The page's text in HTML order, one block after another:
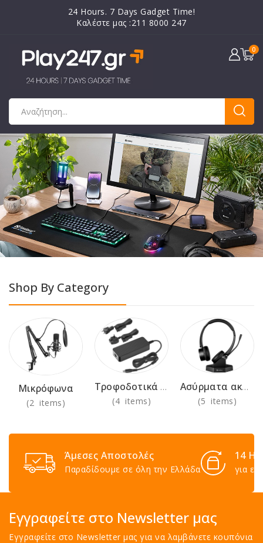
24 Hours. 7 Days Gadget Time!
Καλέστε μας :211 8000 247
0
Shop By Category
Μικρόφωνα
(2 items)
Τροφοδοτικά 230V
(4 items)
Ασύρματα ακουστικά για χρήση στο γραφείο
(5 items)
Άμεσες Αποστολές
Παραδίδουμε σε όλη την Ελλάδα
14
για
Εγγραφείτε στο Newsletter μας
Εγγραφείτε στο Newsletter μας για να λαμβάνετε κουπόνια